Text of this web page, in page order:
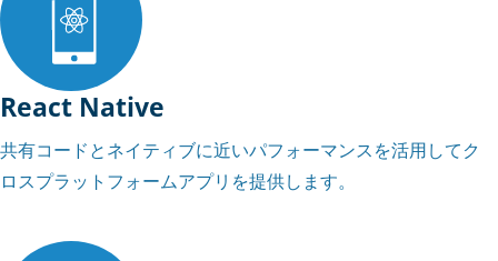
React Native
共有コードとネイティブに近いパフォーマンスを活用してク
ロスプラットフォームアプリを提供します。